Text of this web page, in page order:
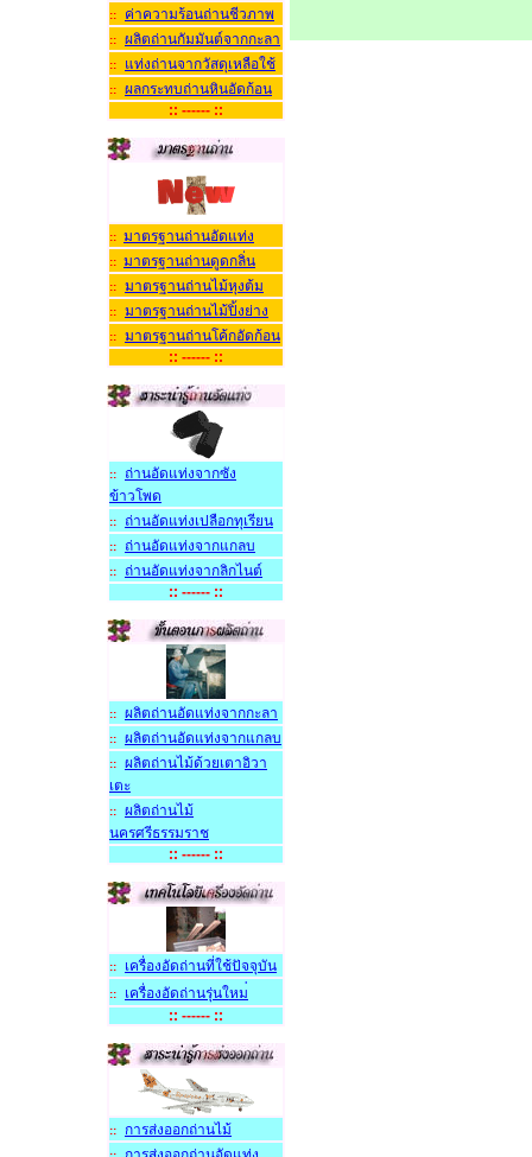
:: ค่าความร้อนถ่านชีวภาพ
:: ผลิตถ่านกัมมันต์จากกะลา
:: แท่งถ่านจากวัสดุเหลือใช้
::
ผลกระทบถ่านหินอัดก้อน
:: ------ ::
:: มาตรฐานถ่านอัดแท่ง
:: มาตรฐานถ่านดูดกลิ่น
:: มาตรฐานถ่านไม้หุงต้ม
:: มาตรฐานถ่านไม้ปิ้งย่าง
::
มาตรฐานถ่านโค้กอัดก้อน
:: ------ ::
::
ถ่านอัดแท่งจากซัง
ข้าวโพด
:: ถ่านอัดแท่งเปลือกทุเรียน
:: ถ่านอัดแท่งจากแกลบ
::
ถ่านอัดแท่งจากลิกไนต
:: ------ ::
:: ผลิตถ่านอัดแท่งจากกะลา
:: ผลิตถ่านอัดแท่งจากแกลบ
::
ผลิตถ่านไม้ด้วยเตาอิวา
เตะ
::
ผลิตถ่านไม้
นครศรีธรรมราช
:: ------ ::
:: เครื่องอัดถ่านที่ใช้ปัจจุบัน
::
เครื่องอัดถ่านรุ่นใหม
:: ------ ::
:: การส่งออกถ่านไม